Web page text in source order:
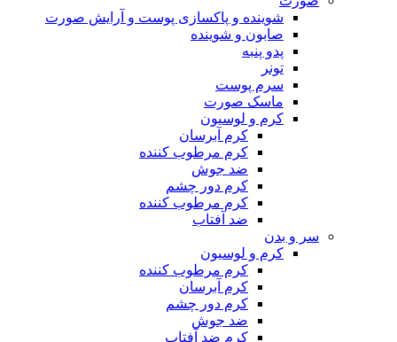
شوینده و پاکسازی پوست و آرایش صورت
صابون و شوینده
پدو پنبه
تونر
سرم پوست
ماسک صورت
کرم و لوسیون
کرم آبرسان
کرم مرطوب کننده
ضد جوش
کرم دور چشم
کرم مرطوب کننده
ضد آفتاب
سر و بدن
کرم و لوسیون
کرم مرطوب کننده
کرم آبرسان
کرم دور چشم
ضد جوش
کرم ضد آفتاب